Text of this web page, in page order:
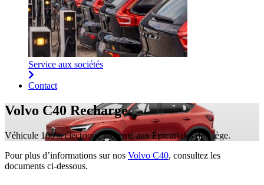
Service aux sociétés
Contact
Volvo C40 Recharge
Véhicule 100% électrique présenté aux Épicuriales de Liège.
Pour plus d’informations sur nos Volvo C40, consultez les
documents ci-dessous.